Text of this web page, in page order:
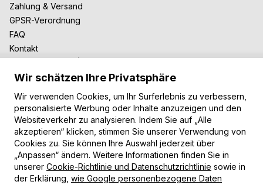
Zahlung & Versand
GPSR-Verordnung
FAQ
Kontakt
Zusammenarbeit
Für Blogger
B2B-Zusammenarbeit
Unsere Teppiche
Moderne Teppiche
Vintage Teppiche
Shaggy Teppiche
Kinderteppiche
Zahlungsarten
Wir schätzen Ihre Privatsphäre
Wir verwenden Cookies, um Ihr Surferlebnis zu verbessern,
personalisierte Werbung oder Inhalte anzuzeigen und den
Websiteverkehr zu analysieren. Indem Sie auf „Alle
akzeptieren“ klicken, stimmen Sie unserer Verwendung von
Cookies zu. Sie können Ihre Auswahl jederzeit über
„Anpassen“ ändern. Weitere Informationen finden Sie in
unserer Cookie-Richtlinie und Datenschutzrichtlinie sowie in
der Erklärung, wie Google personenbezogene Daten